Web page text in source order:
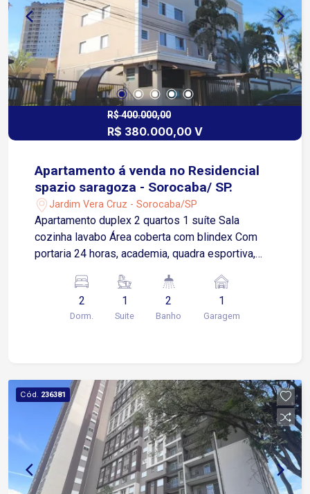
R$ 400.000,00
R$ 380.000,00 V
Apartamento á venda no Residencial
spazio saragoza - Sorocaba/ SP.
Jardim Vera Cruz - Sorocaba/SP
Apartamento duplex 2 quartos 1 suíte Sala
cozinha lavabo Área coberta com blindex Com
portaria 24 horas, academia, quadra esportiva,
brinquedoteca, o Condomínio Spazio Saragoza é
ideal para quem busca conforto e entretenimento.
2
Dorm.
1
Suite
2
Banho
1
Garagem
Cód. 236381